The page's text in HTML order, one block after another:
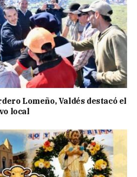
Lomeño, Valdés destacó el
local